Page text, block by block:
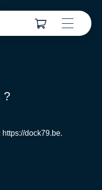
?
https://dock79.be.